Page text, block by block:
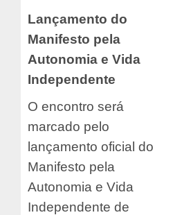
Lançamento do
Manifesto pela
Autonomia e Vida
Independente
O encontro será
marcado pelo
lançamento oficial do
Manifesto pela
Autonomia e Vida
Independente de